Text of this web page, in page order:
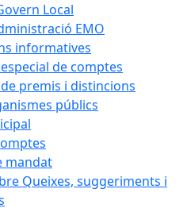
Local
EMO
informatives
de comptes
premis i distincions
públics
mandat
Queixes, suggeriments i